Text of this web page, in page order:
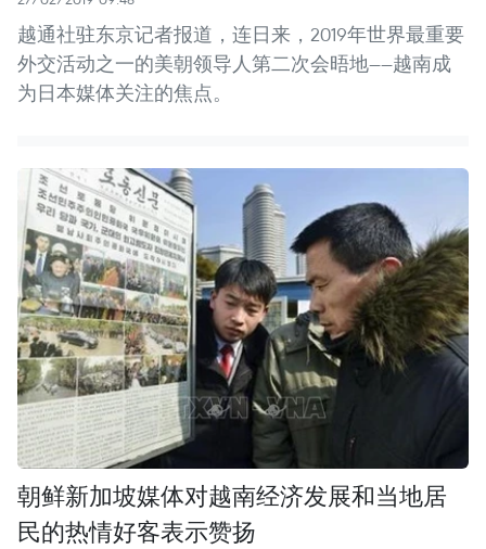
越通社驻东京记者报道，连日来，2019年世界最重要
外交活动之一的美朝领导人第二次会晤地——越南成
为日本媒体关注的焦点。
朝鲜新加坡媒体对越南经济发展和当地居
民的热情好客表示赞扬